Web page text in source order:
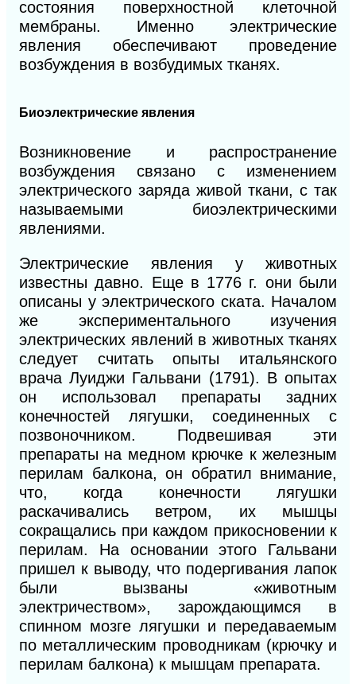
состояния поверхностной клеточной
мембраны. Именно электрические
явления обеспечивают проведение
возбуждения в возбудимых тканях.
Биоэлектрические явления
Возникновение и распространение
возбуждения связано с изменением
электрического заряда живой ткани, с так
называемыми биоэлектрическими
явлениями.
Электрические явления у животных
известны давно. Еще в 1776 г. они были
описаны у электрического ската. Началом
же экспериментального изучения
электрических явлений в животных тканях
следует считать опыты итальянского
врача Луиджи Гальвани (1791). В опытах
он использовал препараты задних
конечностей лягушки, соединенных с
позвоночником. Подвешивая эти
препараты на медном крючке к железным
перилам балкона, он обратил внимание,
что, когда конечности лягушки
раскачивались ветром, их мышцы
сокращались при каждом прикосновении к
перилам. На основании этого Гальвани
пришел к выводу, что подергивания лапок
были вызваны «животным
электричеством», зарождающимся в
спинном мозге лягушки и передаваемым
по металлическим проводникам (крючку и
перилам балкона) к мышцам препарата.